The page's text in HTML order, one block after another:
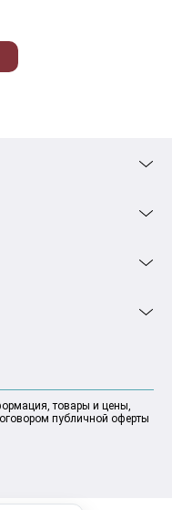
товары и цены,
публичной оферты